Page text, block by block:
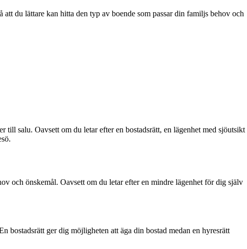
du lättare kan hitta den typ av boende som passar din familjs behov och
salu. Oavsett om du letar efter en bostadsrätt, en lägenhet med sjöutsikt
och önskemål. Oavsett om du letar efter en mindre lägenhet för dig själv
bostadsrätt ger dig möjligheten att äga din bostad medan en hyresrätt